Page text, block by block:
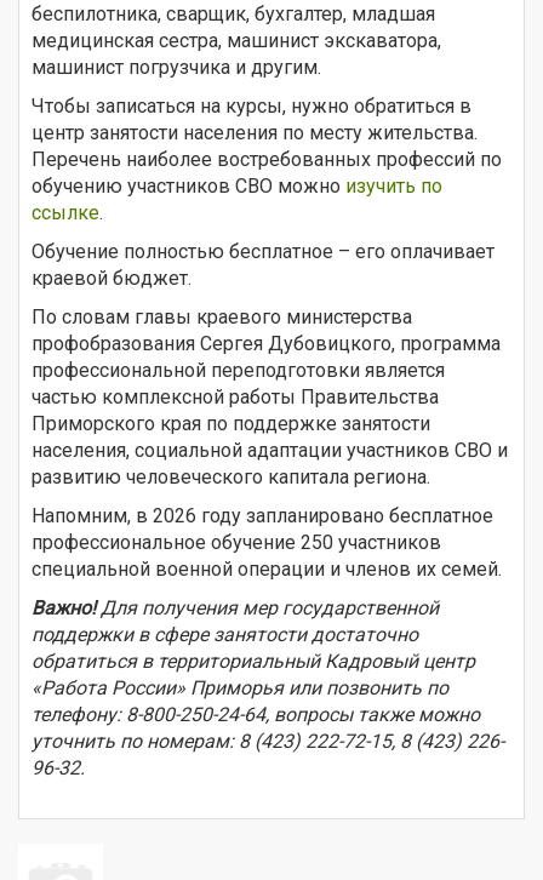
беспилотника, сварщик, бухгалтер, младшая
медицинская сестра, машинист экскаватора,
машинист погрузчика и другим.
Чтобы записаться на курсы, нужно обратиться в
центр занятости населения по месту жительства.
Перечень наиболее востребованных профессий по
обучению участников СВО можно изучить по
ссылке.
Обучение полностью бесплатное – его оплачивает
краевой бюджет.
По словам главы краевого министерства
профобразования Сергея Дубовицкого, программа
профессиональной переподготовки является
частью комплексной работы Правительства
Приморского края по поддержке занятости
населения, социальной адаптации участников СВО и
развитию человеческого капитала региона.
Напомним, в 2026 году запланировано бесплатное
профессиональное обучение 250 участников
специальной военной операции и членов их семей.
Важно!Для получения мер государственной
поддержки в сфере занятости достаточно
обратиться в территориальный Кадровый центр
«Работа России» Приморья или позвонить по
телефону: 8-800-250-24-64, вопросы также можно
уточнить по номерам: 8 (423) 222-72-15, 8 (423) 226-
96-32.